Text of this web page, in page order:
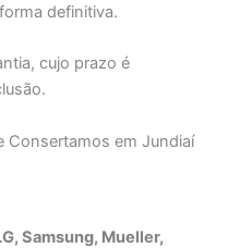
definitiva.
cujo prazo é
Consertamos em Jundiaí
Samsung, Mueller,